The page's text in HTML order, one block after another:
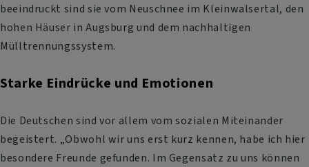
beeindruckt sind sie vom Neuschnee im Kleinwalsertal, den
hohen Häuser in Augsburg und dem nachhaltigen
Mülltrennungssystem.
Starke Eindrücke und Emotionen
Die Deutschen sind vor allem vom sozialen Miteinander
begeistert. „Obwohl wir uns erst kurz kennen, habe ich hier
besondere Freunde gefunden. Im Gegensatz zu uns können